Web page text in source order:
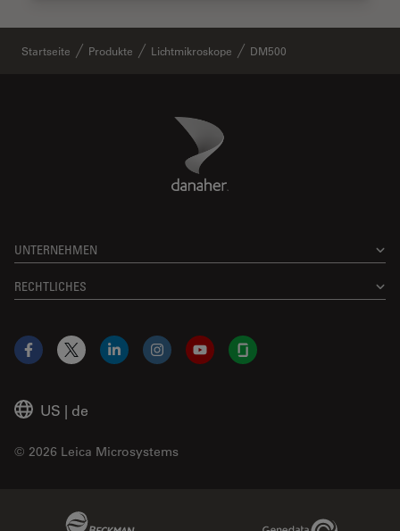
Startseite Produkte Lichtmikroskope DM500
Danaher Logo
UNTERNEHMEN
RECHTLICHES
US | de
© 2026 Leica Microsystems
Facebook
X LinkedInInstagramYouTubeGlassdoor
Genedata Link